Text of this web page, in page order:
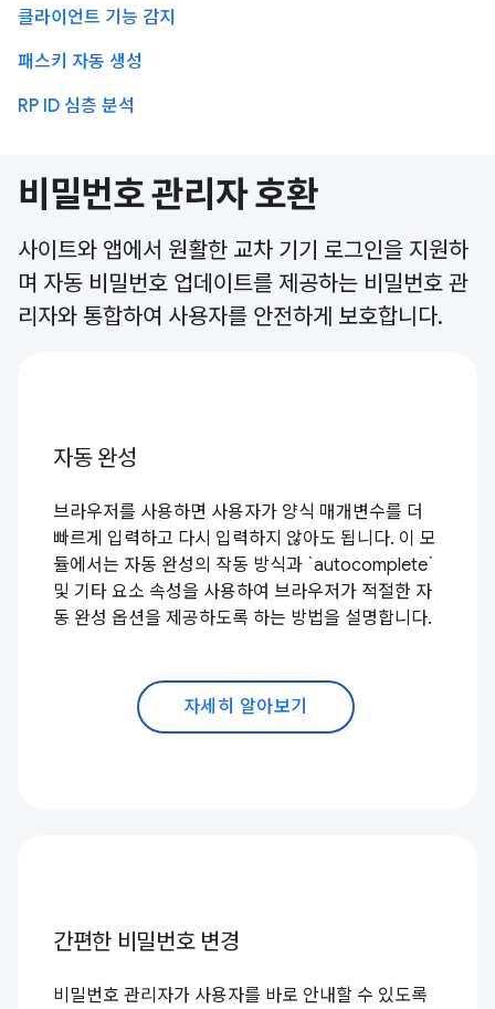
클라이언트 기능 감지
패스키 자동 생성
RP ID 심층 분석
비밀번호 관리자 호환
사이트와 앱에서 원활한 교차 기기 로그인을 지원하
며 자동 비밀번호 업데이트를 제공하는 비밀번호 관
리자와 통합하여 사용자를 안전하게 보호합니다.
자동 완성
브라우저를 사용하면 사용자가 양식 매개변수를 더
빠르게 입력하고 다시 입력하지 않아도 됩니다. 이 모
듈에서는 자동 완성의 작동 방식과 `autocomplete`
및 기타 요소 속성을 사용하여 브라우저가 적절한 자
동 완성 옵션을 제공하도록 하는 방법을 설명합니다.
자세히 알아보기
간편한 비밀번호 변경
비밀번호 관리자가 사용자를 바로 안내할 수 있도록